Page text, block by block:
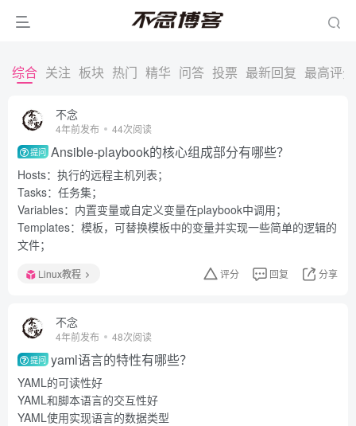
综合 关注 板块 热门 精华 问答 投票 最新回复 最高评分
不念
4年前发布 44次阅读
提问 Ansible-playbook的核心组成部分有哪些？
Hosts：执行的远程主机列表；
Tasks：任务集；
Variables：内置变量或自定义变量在playbook中调用；
Templates：模板，可替换模板中的变量并实现一些简单的逻辑的
文件；
Linux教程 评分 回复 分享
不念
4年前发布 48次阅读
提问 yaml语言的特性有哪些？
YAML的可读性好
YAML和脚本语言的交互性好
YAML使用实现语言的数据类型